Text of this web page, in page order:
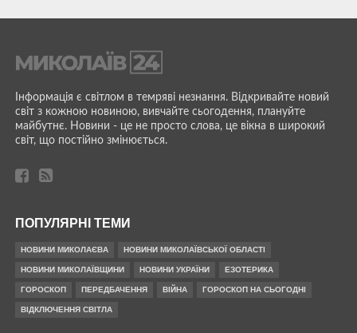
Інформація є світлом в темряві незнання. Відкривайте новий
світ з кожною новиною, вивчайте сьогодення, плануйте
майбутнє. Новини - це не просто слова, це вікна в широкий
світ, що постійно змінюється.
ПОПУЛЯРНІ ТЕМИ
НОВИНИ МИКОЛАЄВА НОВИНИ МИКОЛАЇВСЬКОЇ ОБЛАСТІ
НОВИНИ МИКОЛАЇВЩИНИ НОВИНИ УКРАЇНИ ЕЗОТЕРИКА
ГОРОСКОП ПЕРЕДБАЧЕННЯ ВІЙНА ГОРОСКОП НА СЬОГОДНІ
ВІДКЛЮЧЕННЯ СВІТЛА